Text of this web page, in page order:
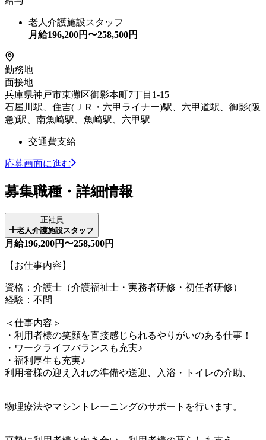
老人介護施設スタッフ
月給196,200円〜258,500円
勤務地
面接地
兵庫県神戸市東灘区御影本町7丁目1-15
石屋川駅、住吉(ＪＲ・六甲ライナー)駅、六甲道駅、御影(阪
急)駅、南魚崎駅、魚崎駅、六甲駅
交通費支給
応募画面に進む
募集職種・詳細情報
正社員
老人介護施設スタッフ
月給196,200円〜258,500円
【お仕事内容】
資格：介護士（介護福祉士・実務者研修・初任者研修）
経験：不問
＜仕事内容＞
・利用者様の笑顔を直接感じられるやりがいのある仕事！
・ワークライフバランスも充実♪
・福利厚生も充実♪
利用者様の迎え入れの準備や送迎、入浴・トイレの介助、
物理療法やマシントレーニングのサポートを行います。